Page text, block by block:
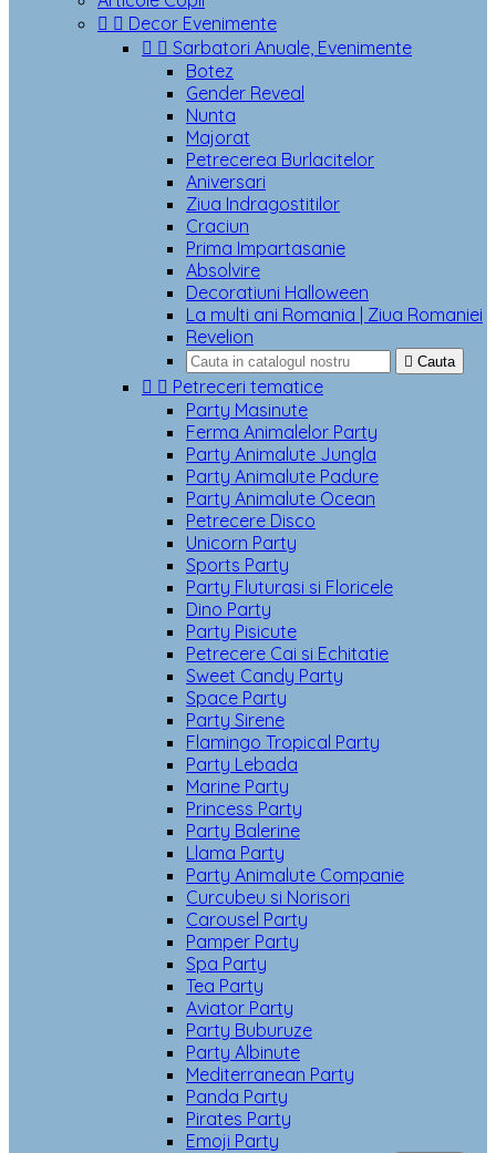
  Decor Evenimente
  Sarbatori Anuale, Evenimente
Botez
Gender Reveal
Nunta
Majorat
Petrecerea Burlacitelor
Aniversari
Ziua Indragostitilor
Craciun
Prima Impartasanie
Absolvire
Decoratiuni Halloween
La multi ani Romania | Ziua Romaniei
Revelion
 Cauta
  Petreceri tematice
Party Masinute
Ferma Animalelor Party
Party Animalute Jungla
Party Animalute Padure
Party Animalute Ocean
Petrecere Disco
Unicorn Party
Sports Party
Party Fluturasi si Floricele
Dino Party
Party Pisicute
Petrecere Cai si Echitatie
Sweet Candy Party
Space Party
Party Sirene
Flamingo Tropical Party
Party Lebada
Marine Party
Princess Party
Party Balerine
Llama Party
Party Animalute Companie
Curcubeu si Norisori
Carousel Party
Pamper Party
Spa Party
Tea Party
Aviator Party
Party Buburuze
Party Albinute
Mediterranean Party
Panda Party
Pirates Party
Emoji Party